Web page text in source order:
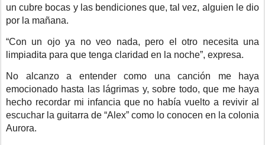
un cubre bocas y las bendiciones que, tal vez, alguien le dio
por la mañana.
“Con un ojo ya no veo nada, pero el otro necesita una
limpiadita para que tenga claridad en la noche”, expresa.
No alcanzo a entender como una canción me haya
emocionado hasta las lágrimas y, sobre todo, que me haya
hecho recordar mi infancia que no había vuelto a revivir al
escuchar la guitarra de “Alex” como lo conocen en la colonia
Aurora.